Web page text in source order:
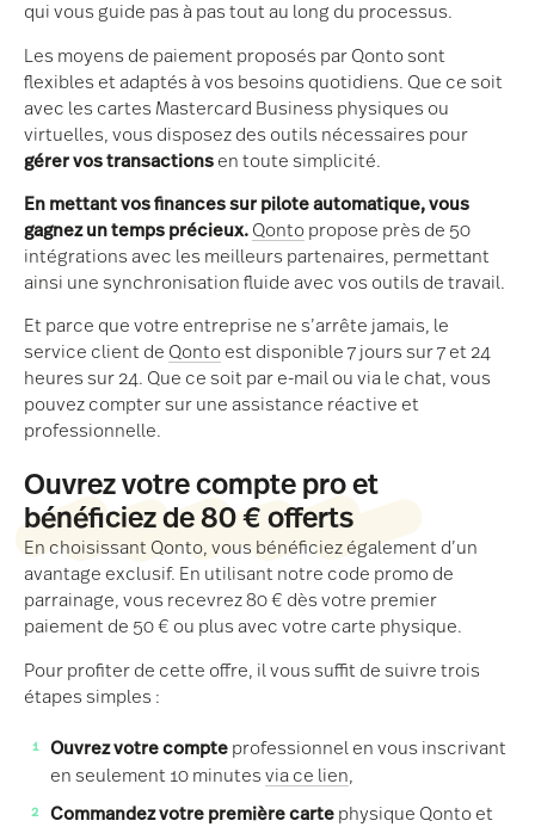
qui vous guide pas à pas tout au long du processus.
Les moyens de paiement proposés par Qonto sont
flexibles et adaptés à vos besoins quotidiens. Que ce soit
avec les cartes Mastercard Business physiques ou
virtuelles, vous disposez des outils nécessaires pour
gérer vos transactions en toute simplicité.
En mettant vos finances sur pilote automatique, vous
gagnez un temps précieux. Qonto propose près de 50
intégrations avec les meilleurs partenaires, permettant
ainsi une synchronisation fluide avec vos outils de travail.
Et parce que votre entreprise ne s’arrête jamais, le
service client de Qonto est disponible 7 jours sur 7 et 24
heures sur 24. Que ce soit par e-mail ou via le chat, vous
pouvez compter sur une assistance réactive et
professionnelle.
Ouvrez votre compte pro et
bénéficiez de 80 € offerts
En choisissant Qonto, vous bénéficiez également d’un
avantage exclusif. En utilisant notre code promo de
parrainage, vous recevrez 80 € dès votre premier
paiement de 50 € ou plus avec votre carte physique.
Pour profiter de cette offre, il vous suffit de suivre trois
étapes simples :
Ouvrez votre compte professionnel en vous inscrivant
en seulement 10 minutesvia ce lien,
Commandez votre première carte physique Qonto et